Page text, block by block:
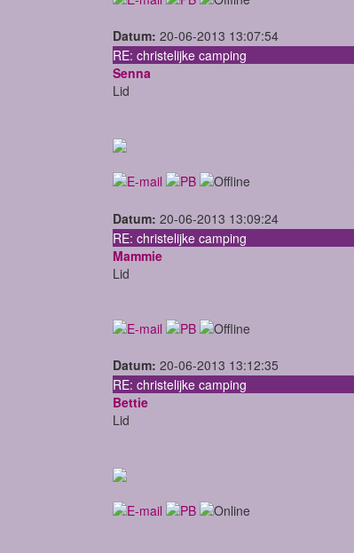
Datum: 20-06-2013 13:07:54
RE: christelijke camping
Senna
Lid
Datum: 20-06-2013 13:09:24
RE: christelijke camping
Mammie
Lid
Datum: 20-06-2013 13:12:35
RE: christelijke camping
Bettie
Lid